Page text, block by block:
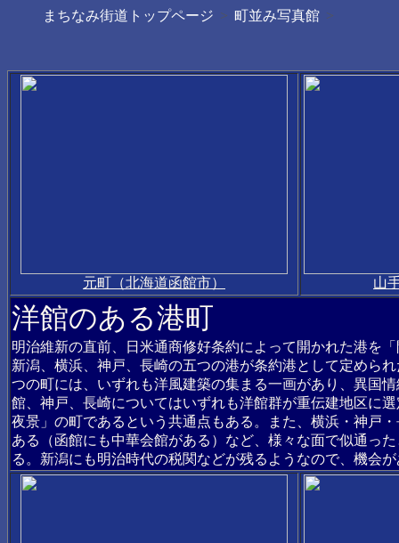
まちなみ街道トップページ 町並み写真館
元町（北海道函館市） 山
洋館のある港町
明治維新の直前、日米通商修好条約によって開かれた港を
新潟、横浜、神戸、長崎の五つの港が条約港として定めら
つの町には、いずれも洋風建築の集まる一画があり、異国
館、神戸、長崎についてはいずれも洋館群が重伝建地区に
夜景」の町であるという共通点もある。また、横浜・神戸
ある（函館にも中華会館がある）など、様々な面で似通っ
る。新潟にも明治時代の税関などが残るようなので、機会